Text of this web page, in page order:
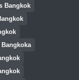
Bangkok